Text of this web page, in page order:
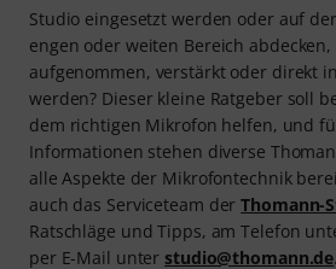
Studio eingesetzt werden oder auf
engen oder weiten Bereich abdecken,
aufgenommen, verstärkt oder direkt
werden? Dieser kleine Ratgeber soll
dem richtigen Mikrofon helfen, und
Informationen stehen diverse
alle Aspekte der Mikrofontechnik
auch das Serviceteam derThomann-
Ratschläge und Tipps, am Telefon
per E-Mail unterstudio@thomann.de.